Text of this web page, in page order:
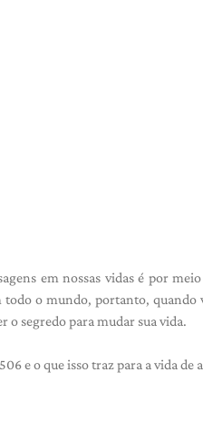
em nossas vidas é por meio
o mundo, portanto, quando
o segredo para mudar sua vida.
e o ​​que isso traz para a vida de